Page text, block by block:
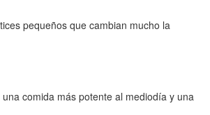
pequeños que cambian mucho la
comida más potente al mediodía y una